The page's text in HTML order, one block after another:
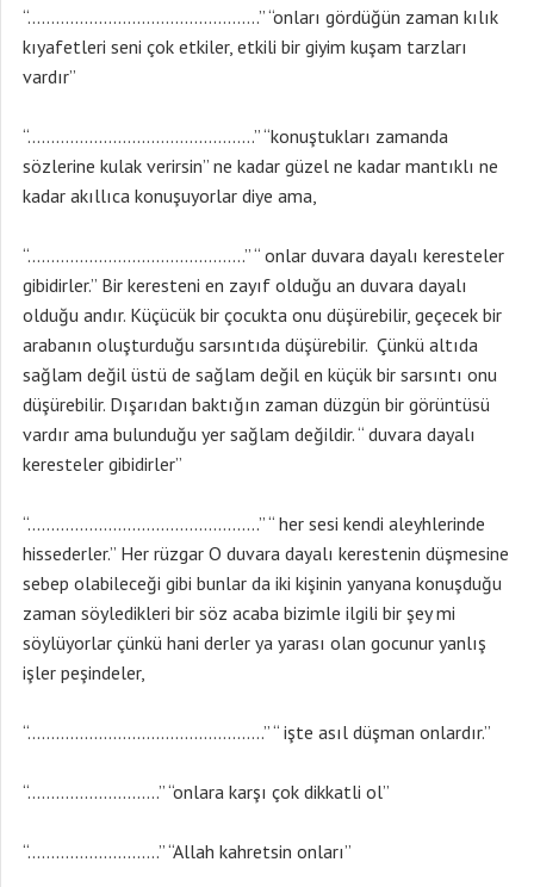
“………………………………………….” “onları gördüğün zaman kılık
kıyafetleri seni çok etkiler, etkili bir giyim kuşam tarzları
vardır”
“…………………………………………” “konuştukları zamanda
sözlerine kulak verirsin” ne kadar güzel ne kadar mantıklı ne
kadar akıllıca konuşuyorlar diye ama,
“……………………………………….” “ onlar duvara dayalı keresteler
gibidirler.” Bir keresteni en zayıf olduğu an duvara dayalı
olduğu andır. Küçücük bir çocukta onu düşürebilir, geçecek bir
arabanın oluşturduğu sarsıntıda düşürebilir. Çünkü altıda
sağlam değil üstü de sağlam değil en küçük bir sarsıntı onu
düşürebilir. Dışarıdan baktığın zaman düzgün bir görüntüsü
vardır ama bulunduğu yer sağlam değildir. “ duvara dayalı
keresteler gibidirler”
“………………………………………….” “ her sesi kendi aleyhlerinde
hissederler.” Her rüzgar O duvara dayalı kerestenin düşmesine
sebep olabileceği gibi bunlar da iki kişinin yanyana konuşduğu
zaman söyledikleri bir söz acaba bizimle ilgili bir şey mi
söylüyorlar çünkü hani derler ya yarası olan gocunur yanlış
işler peşindeler,
“…………………………………………..” “ işte asıl düşman onlardır.”
“……………………….” “onlara karşı çok dikkatli ol”
“……………………….” “Allah kahretsin onları”